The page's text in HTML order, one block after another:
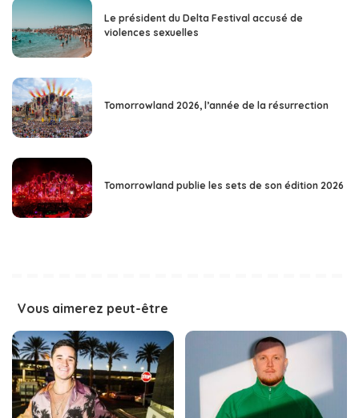
Le président du Delta Festival accusé de
violences sexuelles
Tomorrowland 2026, l’année de la résurrection
Tomorrowland publie les sets de son édition 2026
Vous aimerez peut-être